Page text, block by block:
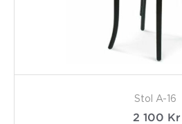
Stol A-16
2 100 Kr